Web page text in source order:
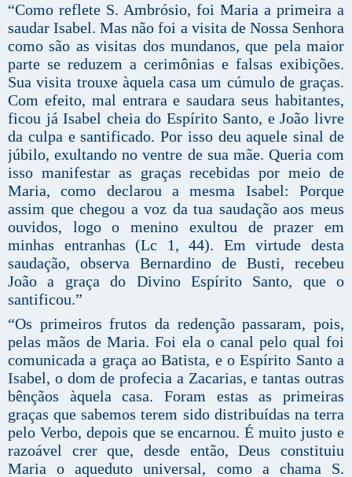
“Como reflete S. Ambrósio, foi Maria a primeira a
saudar Isabel. Mas não foi a visita de Nossa Senhora
como são as visitas dos mundanos, que pela maior
parte se reduzem a cerimônias e falsas exibições.
Sua visita trouxe àquela casa um cúmulo de graças.
Com efeito, mal entrara e saudara seus habitantes,
ficou já Isabel cheia do Espírito Santo, e João livre
da culpa e santificado. Por isso deu aquele sinal de
júbilo, exultando no ventre de sua mãe. Queria com
isso manifestar as graças recebidas por meio de
Maria, como declarou a mesma Isabel: Porque
assim que chegou a voz da tua saudação aos meus
ouvidos, logo o menino exultou de prazer em
minhas entranhas (Lc 1, 44). Em virtude desta
saudação, observa Bernardino de Busti, recebeu
João a graça do Divino Espírito Santo, que o
santificou.”
“Os primeiros frutos da redenção passaram, pois,
pelas mãos de Maria. Foi ela o canal pelo qual foi
comunicada a graça ao Batista, e o Espírito Santo a
Isabel, o dom de profecia a Zacarias, e tantas outras
bênçãos àquela casa. Foram estas as primeiras
graças que sabemos terem sido distribuídas na terra
pelo Verbo, depois que se encarnou. É muito justo e
razoável crer que, desde então, Deus constituiu
Maria o aqueduto universal, como a chama S.